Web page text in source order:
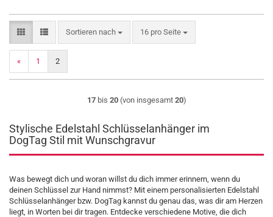
Sortieren nach
Sortieren nach 16 pro Seite
pro Seite
« 1 2
17bis 20(von insgesamt 20)
Stylische Edelstahl Schlüsselanhänger im
DogTag Stil mit Wunschgravur
Was bewegt dich und woran willst du dich immer erinnern, wenn du
deinen Schlüssel zur Hand nimmst? Mit einem personalisierten Edelstahl
Schlüsselanhänger bzw. DogTag kannst du genau das, was dir am Herzen
liegt, in Worten bei dir tragen. Entdecke verschiedene Motive, die dich